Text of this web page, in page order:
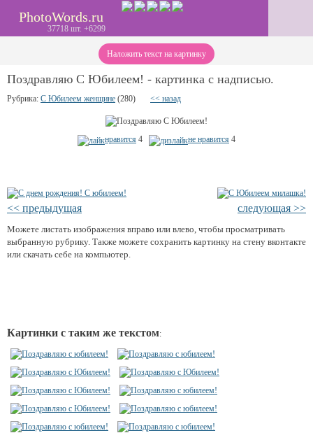
PhotoWords.ru
37718 шт. +6299
Наложить текст на картинку
Поздравляю С Юбилеем! - картинка с надписью.
Рубрика: С Юбилеем женщине (280) << назад
нравится 4 не нравится 4
<< предыдущая следующая >>
Можете листать изображения вправо или влево, чтобы просматривать
выбранную рубрику. Также можете сохранить картинку на стену вконтакте
или скачать себе на компьютер.
Картинки с таким же текстом: